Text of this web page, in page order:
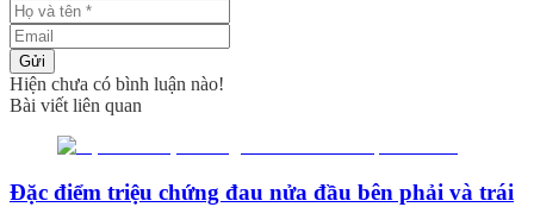
Gửi
Hiện chưa có bình luận nào!
Bài viết liên quan
Đặc điểm triệu chứng đau nửa đầu bên phải và trái